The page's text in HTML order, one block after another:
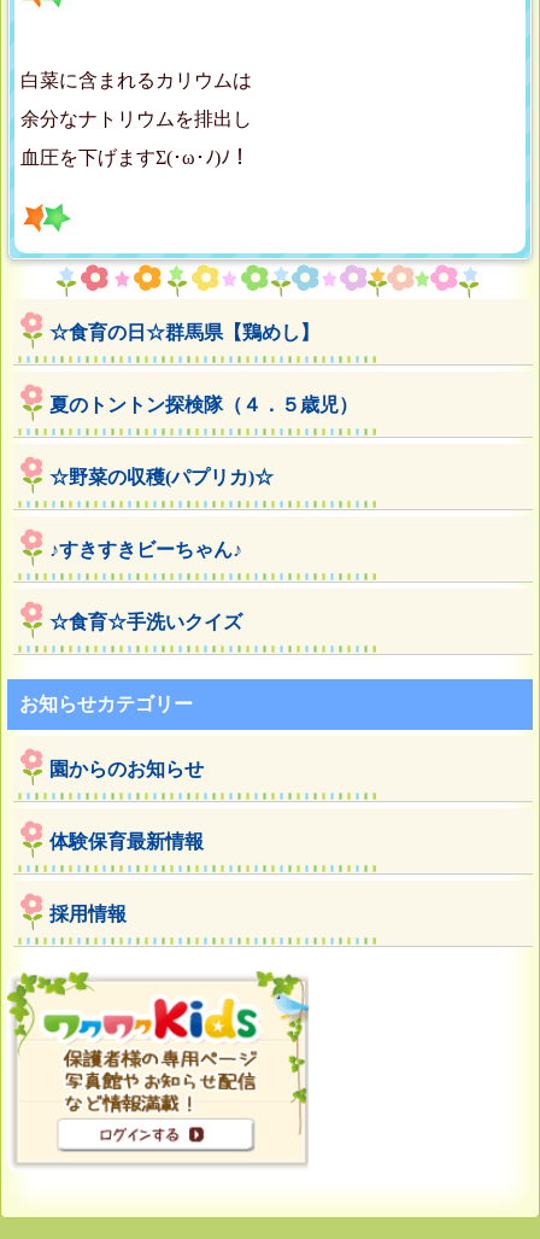
白菜に含まれるカリウムは
余分なナトリウムを排出し
血圧を下げますΣ(･ω･ﾉ)ﾉ！
☆食育の日☆群馬県【鶏めし】
夏のトントン探検隊（４．５歳児）
☆野菜の収穫(パプリカ)☆
♪すきすきビーちゃん♪
☆食育☆手洗いクイズ
お知らせカテゴリー
園からのお知らせ
体験保育最新情報
採用情報